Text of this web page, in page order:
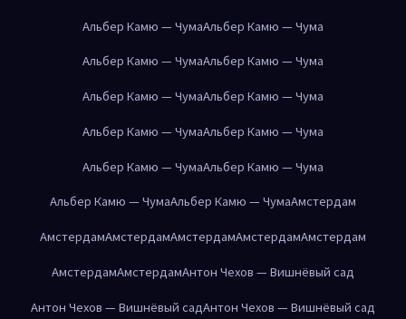
Альбер Камю — ЧумаАльбер Камю — Чума
Альбер Камю — ЧумаАльбер Камю — Чума
Альбер Камю — ЧумаАльбер Камю — Чума
Альбер Камю — ЧумаАльбер Камю — Чума
Альбер Камю — ЧумаАльбер Камю — Чума
Альбер Камю — ЧумаАльбер Камю — ЧумаАмстердам
АмстердамАмстердамАмстердамАмстердамАмстердам
АмстердамАмстердамАнтон Чехов — Вишнёвый сад
Антон Чехов — Вишнёвый садАнтон Чехов — Вишнёвый сад